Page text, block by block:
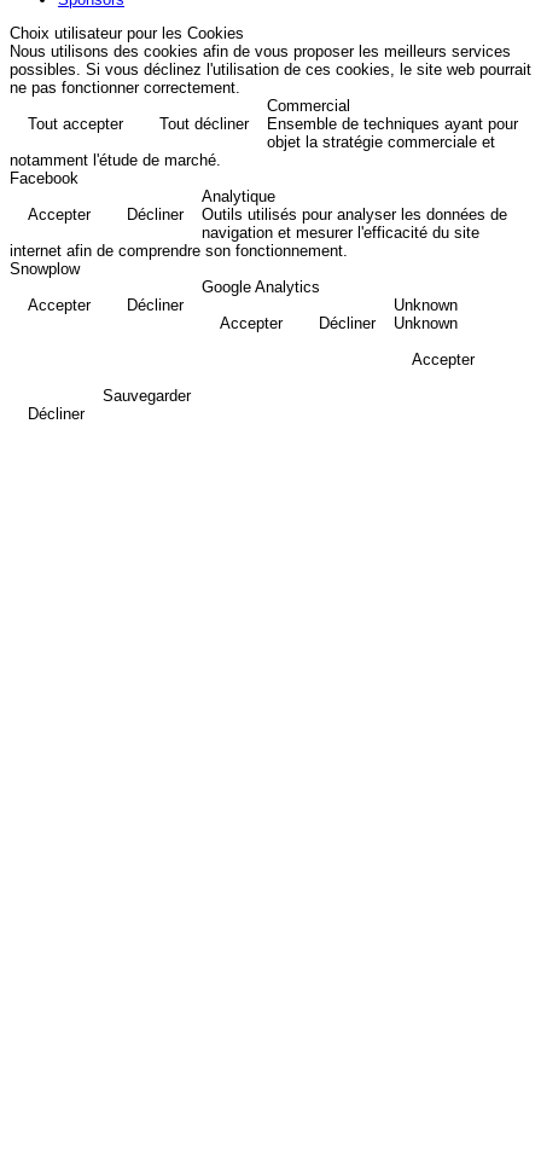
Choix utilisateur pour les Cookies
Nous utilisons des cookies afin de vous proposer les meilleurs services
possibles. Si vous déclinez l'utilisation de ces cookies, le site web pourrait
ne pas fonctionner correctement.
Tout accepter
Tout décliner
Commercial
Ensemble de techniques ayant pour
objet la stratégie commerciale et
notamment l'étude de marché.
Facebook
Accepter
Décliner
Analytique
Outils utilisés pour analyser les données de
navigation et mesurer l'efficacité du site
internet afin de comprendre son fonctionnement.
Snowplow
Accepter
Décliner
Google Analytics
Accepter
Décliner
Unknown
Unknown
Accepter
Décliner
Sauvegarder